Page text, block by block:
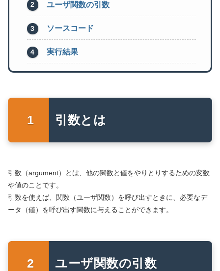
ユーザ関数の引数
ソースコード
実行結果
引数とは
引数（argument）とは、他の関数と値をやりとりするための変数
や値のことです。
引数を使えば、関数（ユーザ関数）を呼び出すときに、必要なデ
ータ（値）を呼び出す関数に与えることができます。
ユーザ関数の引数